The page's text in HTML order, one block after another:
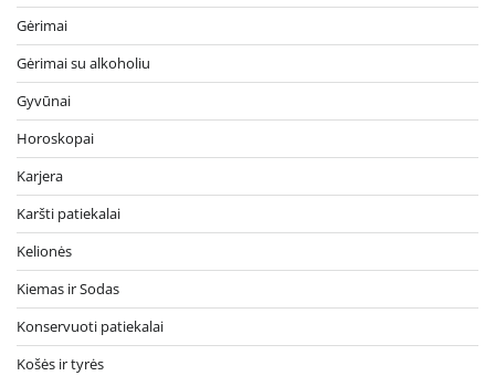
Gėrimai
Gėrimai su alkoholiu
Gyvūnai
Horoskopai
Karjera
Karšti patiekalai
Kelionės
Kiemas ir Sodas
Konservuoti patiekalai
Košės ir tyrės